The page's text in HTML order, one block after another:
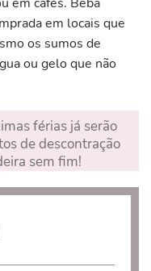
em cafés. Beba
em locais que
os sumos de
ou gelo que não
férias já serão
de descontração
sem fim!